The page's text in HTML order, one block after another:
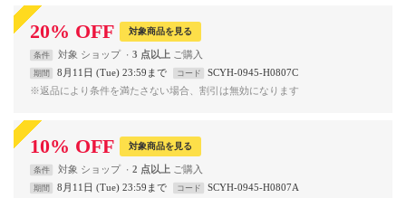
20% OFF 対象商品を見る
条件 対象 ショップ 3 点以上
期間 8月11日 (Tue) 23:59まで コード
SCYH-0945-H0807C
※返品により条件を満たさない場合、割引は無効になります
10% OFF 対象商品を見る
条件 対象 ショップ 2 点以上
期間 8月11日 (Tue) 23:59まで コード
SCYH-0945-H0807A